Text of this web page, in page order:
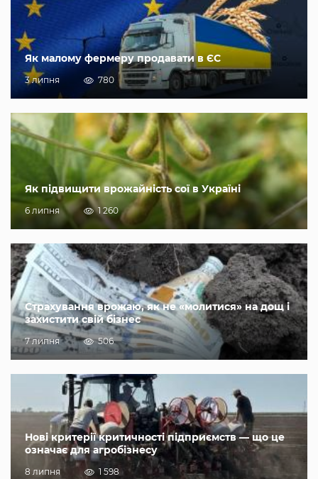
Як малому фермеру продавати в ЄС
3 липня 780
Як підвищити врожайність сої в Україні
6 липня 1 260
Страхування врожаю, як не «молитися» на дощ і
захистити свій бізнес
7 липня 506
Нові критерії критичності підприємств — що це
означає для агробізнесу
8 липня 1 598